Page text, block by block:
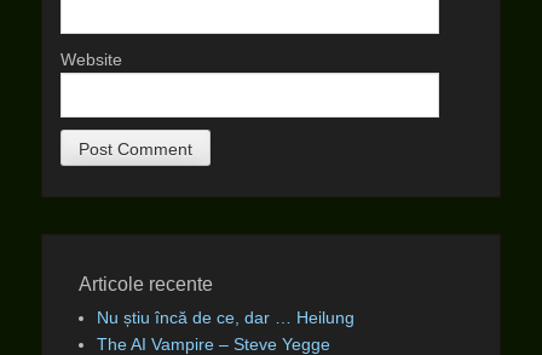
Website
Articole recente
Nu știu încă de ce, dar … Heilung
The AI Vampire – Steve Yegge